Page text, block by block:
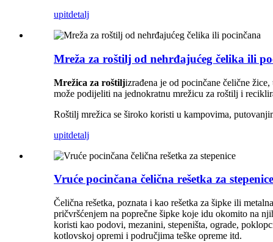
upitdetalj
Mreža za roštilj od nehrđajućeg čelika ili
Mrežica za roštiljizrađena je od pocinčane čelične
može podijeliti na jednokratnu mrežicu za roštilj i
Roštilj mrežica se široko koristi u kampovima,
upitdetalj
Vruće pocinčana čelična rešetka za stepenice
Čelična rešetka, poznata i kao rešetka za šipke ili
pričvršćenjem na poprečne šipke koje idu okomito na
koristi kao podovi, mezanini, stepeništa, ograde,
kotlovskoj opremi i područjima teške opreme itd.